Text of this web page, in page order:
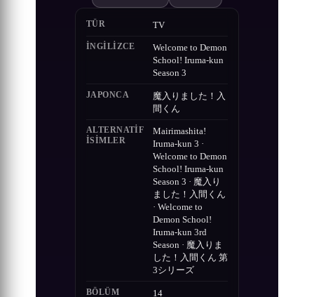
TÜR TV
İNGILIZCE
Welcome to Demon
School! Iruma-kun
Season 3
JAPONCA
魔入りました！入
間くん
ALTERNATIF
ISIMLER
Mairimashita!
Iruma-kun 3 ·
Welcome to Demon
School! Iruma-kun
Season 3 · 魔入り
ました！入間くん
· Welcome to
Demon School!
Iruma-kun 3rd
Season · 魔入りま
した！入間くん 第
3シリーズ
BÖLÜM 14